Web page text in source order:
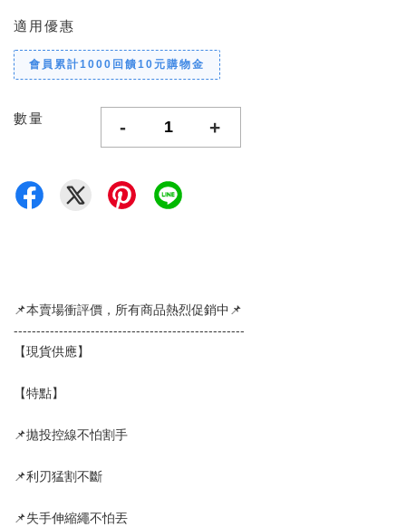
適用優惠
會員累計1000回饋10元購物金
數量 - +
📌本賣場衝評價，所有商品熱烈促銷中📌
---------------------------------------------------
【現貨供應】
【特點】
📌拋投控線不怕割手
📌利刃猛割不斷
📌失手伸縮繩不怕丟